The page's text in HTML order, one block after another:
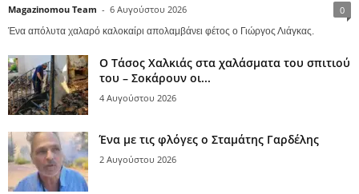
Magazinomou Team - 6 Αυγούστου 2026 0
Ένα απόλυτα χαλαρό καλοκαίρι απολαμβάνει φέτος ο Γιώργος Λιάγκας.
Ο Τάσος Χαλκιάς στα χαλάσματα του σπιτιού
του – Σοκάρουν οι...
4 Αυγούστου 2026
Ένα με τις φλόγες ο Σταμάτης Γαρδέλης
2 Αυγούστου 2026